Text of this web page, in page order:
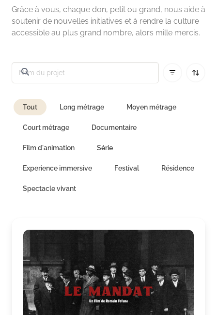
Grâce à vous, chaque don, petit ou grand, nous aide à
soutenir de nouvelles initiatives et à rendre la culture
accessible au plus grand nombre, alors mille mercis.
Tout Long métrage Moyen métrage
Court métrage Documentaire
Film d'animation Série
Experience immersive Festival Résidence
Spectacle vivant